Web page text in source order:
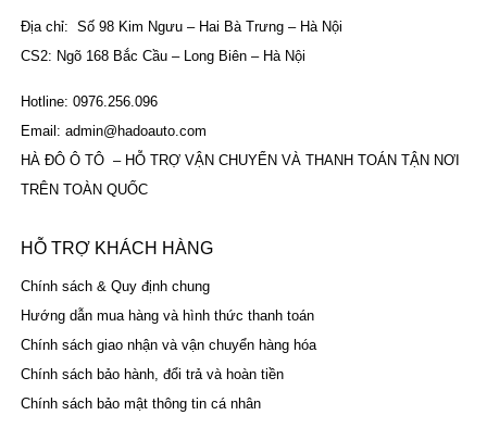
Địa chỉ: Số 98 Kim Ngưu – Hai Bà Trưng – Hà Nội
CS2: Ngõ 168 Bắc Cầu – Long Biên – Hà Nội
Hotline: 0976.256.096
Email: admin@hadoauto.com
HÀ ĐÔ Ô TÔ – HỖ TRỢ VẬN CHUYỂN VÀ THANH TOÁN TẬN NƠI
TRÊN TOÀN QUỐC
HỖ TRỢ KHÁCH HÀNG
Chính sách & Quy định chung
Hướng dẫn mua hàng và hình thức thanh toán
Chính sách giao nhận và vận chuyển hàng hóa
Chính sách bảo hành, đổi trả và hoàn tiền
Chính sách bảo mật thông tin cá nhân